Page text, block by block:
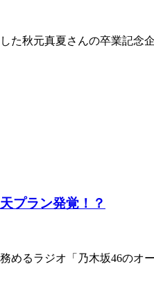
秋元真夏さんの卒業記
プラン発覚！？
めるラジオ「乃木坂46の